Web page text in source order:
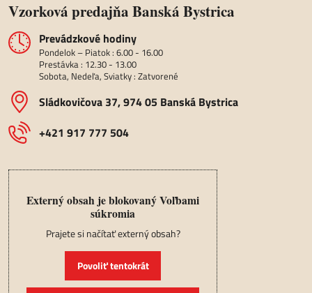
Vzorková predajňa Banská Bystrica
Prevádzkové hodiny
Pondelok – Piatok : 6.00 - 16.00
Prestávka : 12.30 - 13.00
Sobota, Nedeľa, Sviatky : Zatvorené
Sládkovičova 37, 974 05 Banská Bystrica
+421 917 777 504
Externý obsah je blokovaný Voľbami
súkromia
Prajete si načítať externý obsah?
Povoliť tentokrát